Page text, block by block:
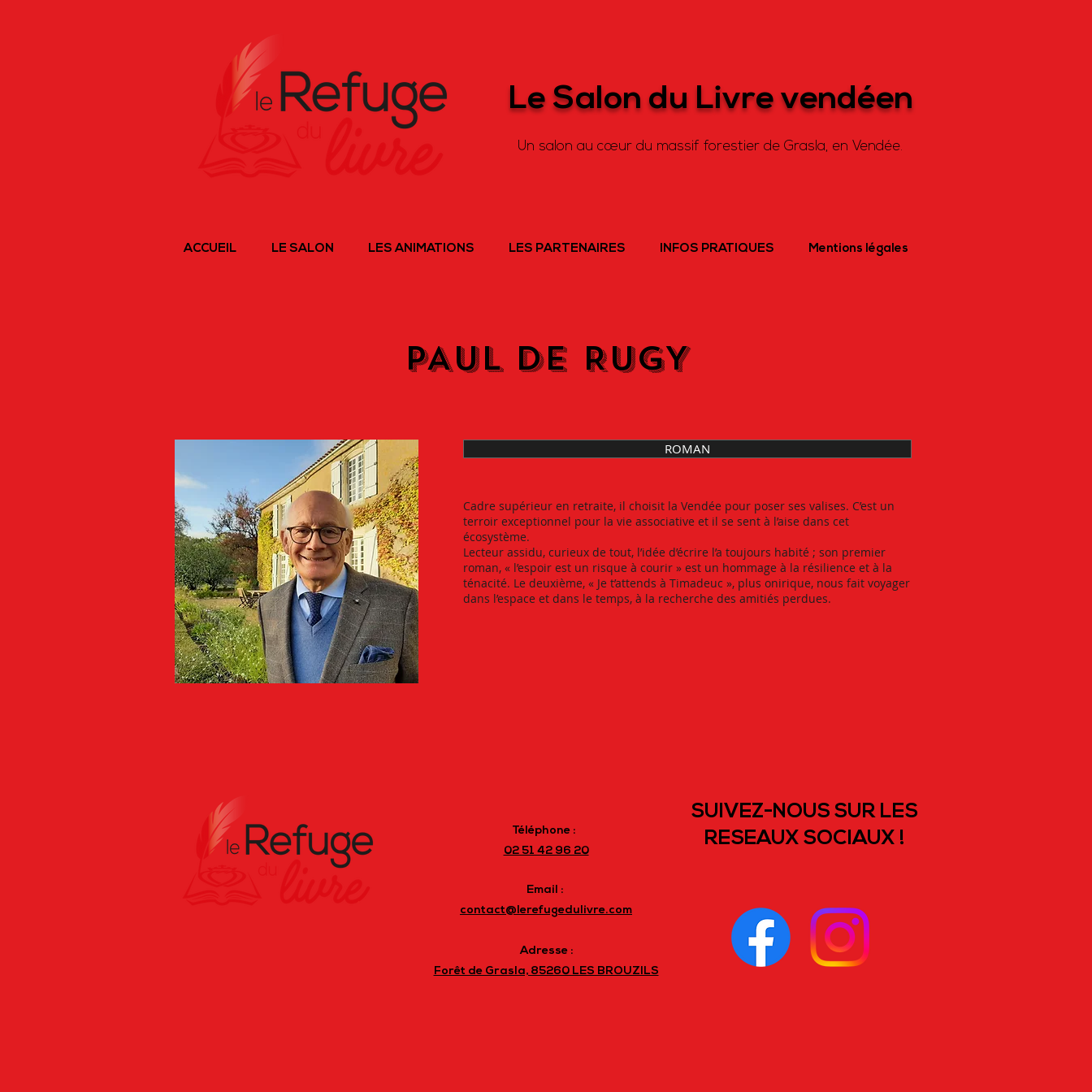
Le Salon du Livre vendéen
Un salon au cœur du massif forestier de Grasla, en Vendée.
ACCUEIL LE SALON LES ANIMATIONS LES PARTENAIRES INFOS PRATIQUES Mentions légales
PAUL DE RUGY
ROMAN
Cadre supérieur en retraite, il choisit la Vendée pour poser ses valises. C’est un
terroir exceptionnel pour la vie associative et il se sent à l’aise dans cet
écosystème.
Lecteur assidu, curieux de tout, l’idée d’écrire l’a toujours habité ; son premier
roman, « l’espoir est un risque à courir » est un hommage à la résilience et à la
ténacité. Le deuxième, « Je t’attends à Timadeuc », plus onirique, nous fait voyager
dans l’espace et dans le temps, à la recherche des amitiés perdues.
Téléphone :
02 51 42 96 20
Email :
contact@lerefugedulivre.com
Adresse :
Forêt de Grasla, 85260 LES BROUZILS
SUIVEZ-NOUS SUR LES
RESEAUX SOCIAUX !